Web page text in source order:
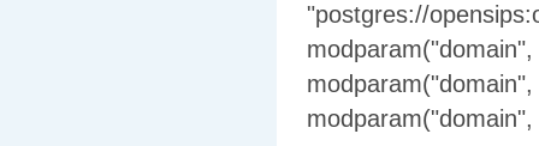
"postgres://